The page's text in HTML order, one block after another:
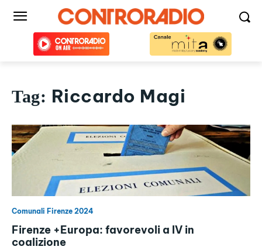
Tag: Riccardo Magi
Comunali Firenze 2024
Firenze +Europa: favorevoli a IV in
coalizione